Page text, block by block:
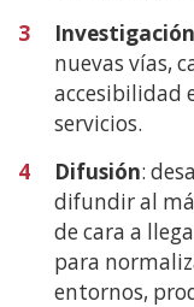
3
nuevas vías,
accesibilidad
servicios.
4
Difusión:
difundir al
de cara a
para
entornos,